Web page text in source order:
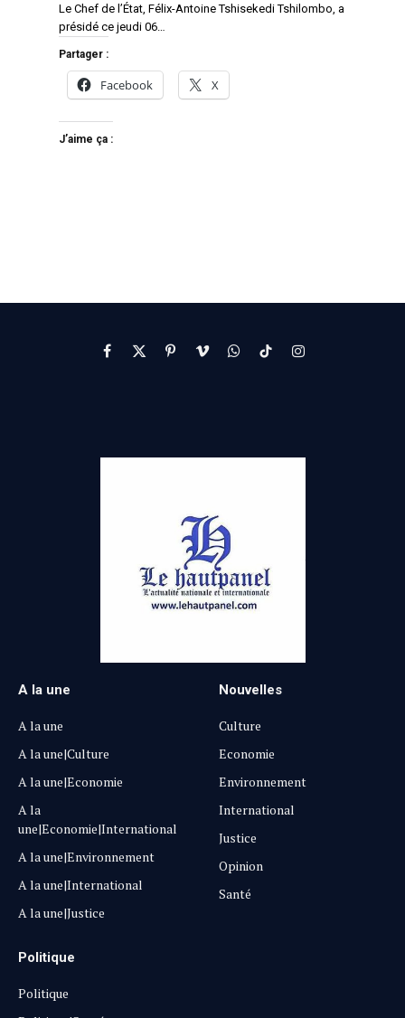
Le Chef de l’État, Félix-Antoine Tshisekedi Tshilombo, a
présidé ce jeudi 06…
Partager :
Facebook X
J’aime ça :
Facebook
X
PinterestVimeoWhatsApp
TikTokInstagram
A la une
A la une
A la une|Culture
A la une|Economie
A la
une|Economie|International
A la une|Environnement
A la une|International
A la une|Justice
Nouvelles
Culture
Economie
Environnement
International
Justice
Opinion
Santé
Politique
Politique